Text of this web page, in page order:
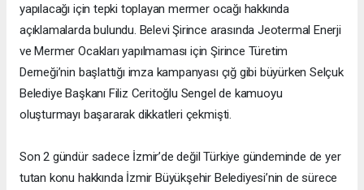
yapılacağı için tepki toplayan mermer ocağı hakkında
açıklamalarda bulundu. Belevi Şirince arasında Jeotermal Enerji
ve Mermer Ocakları yapılmaması için Şirince Türetim
Derneği’nin başlattığı imza kampanyası çığ gibi büyürken Selçuk
Belediye Başkanı Filiz Ceritoğlu Sengel de kamuoyu
oluşturmayı başararak dikkatleri çekmişti.
Son 2 gündür sadece İzmir’de değil Türkiye gündeminde de yer
tutan konu hakkında İzmir Büyükşehir Belediyesi’nin de sürece